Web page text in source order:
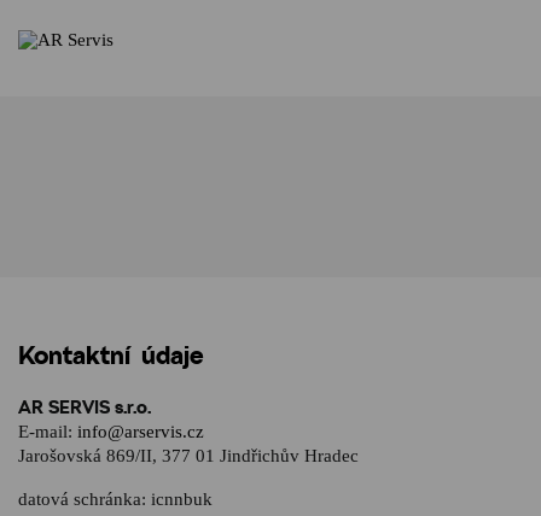
Kontaktní údaje
AR SERVIS s.r.o.
E-mail: info@arservis.cz
Jarošovská 869/II, 377 01 Jindřichův Hradec
datová schránka: icnnbuk